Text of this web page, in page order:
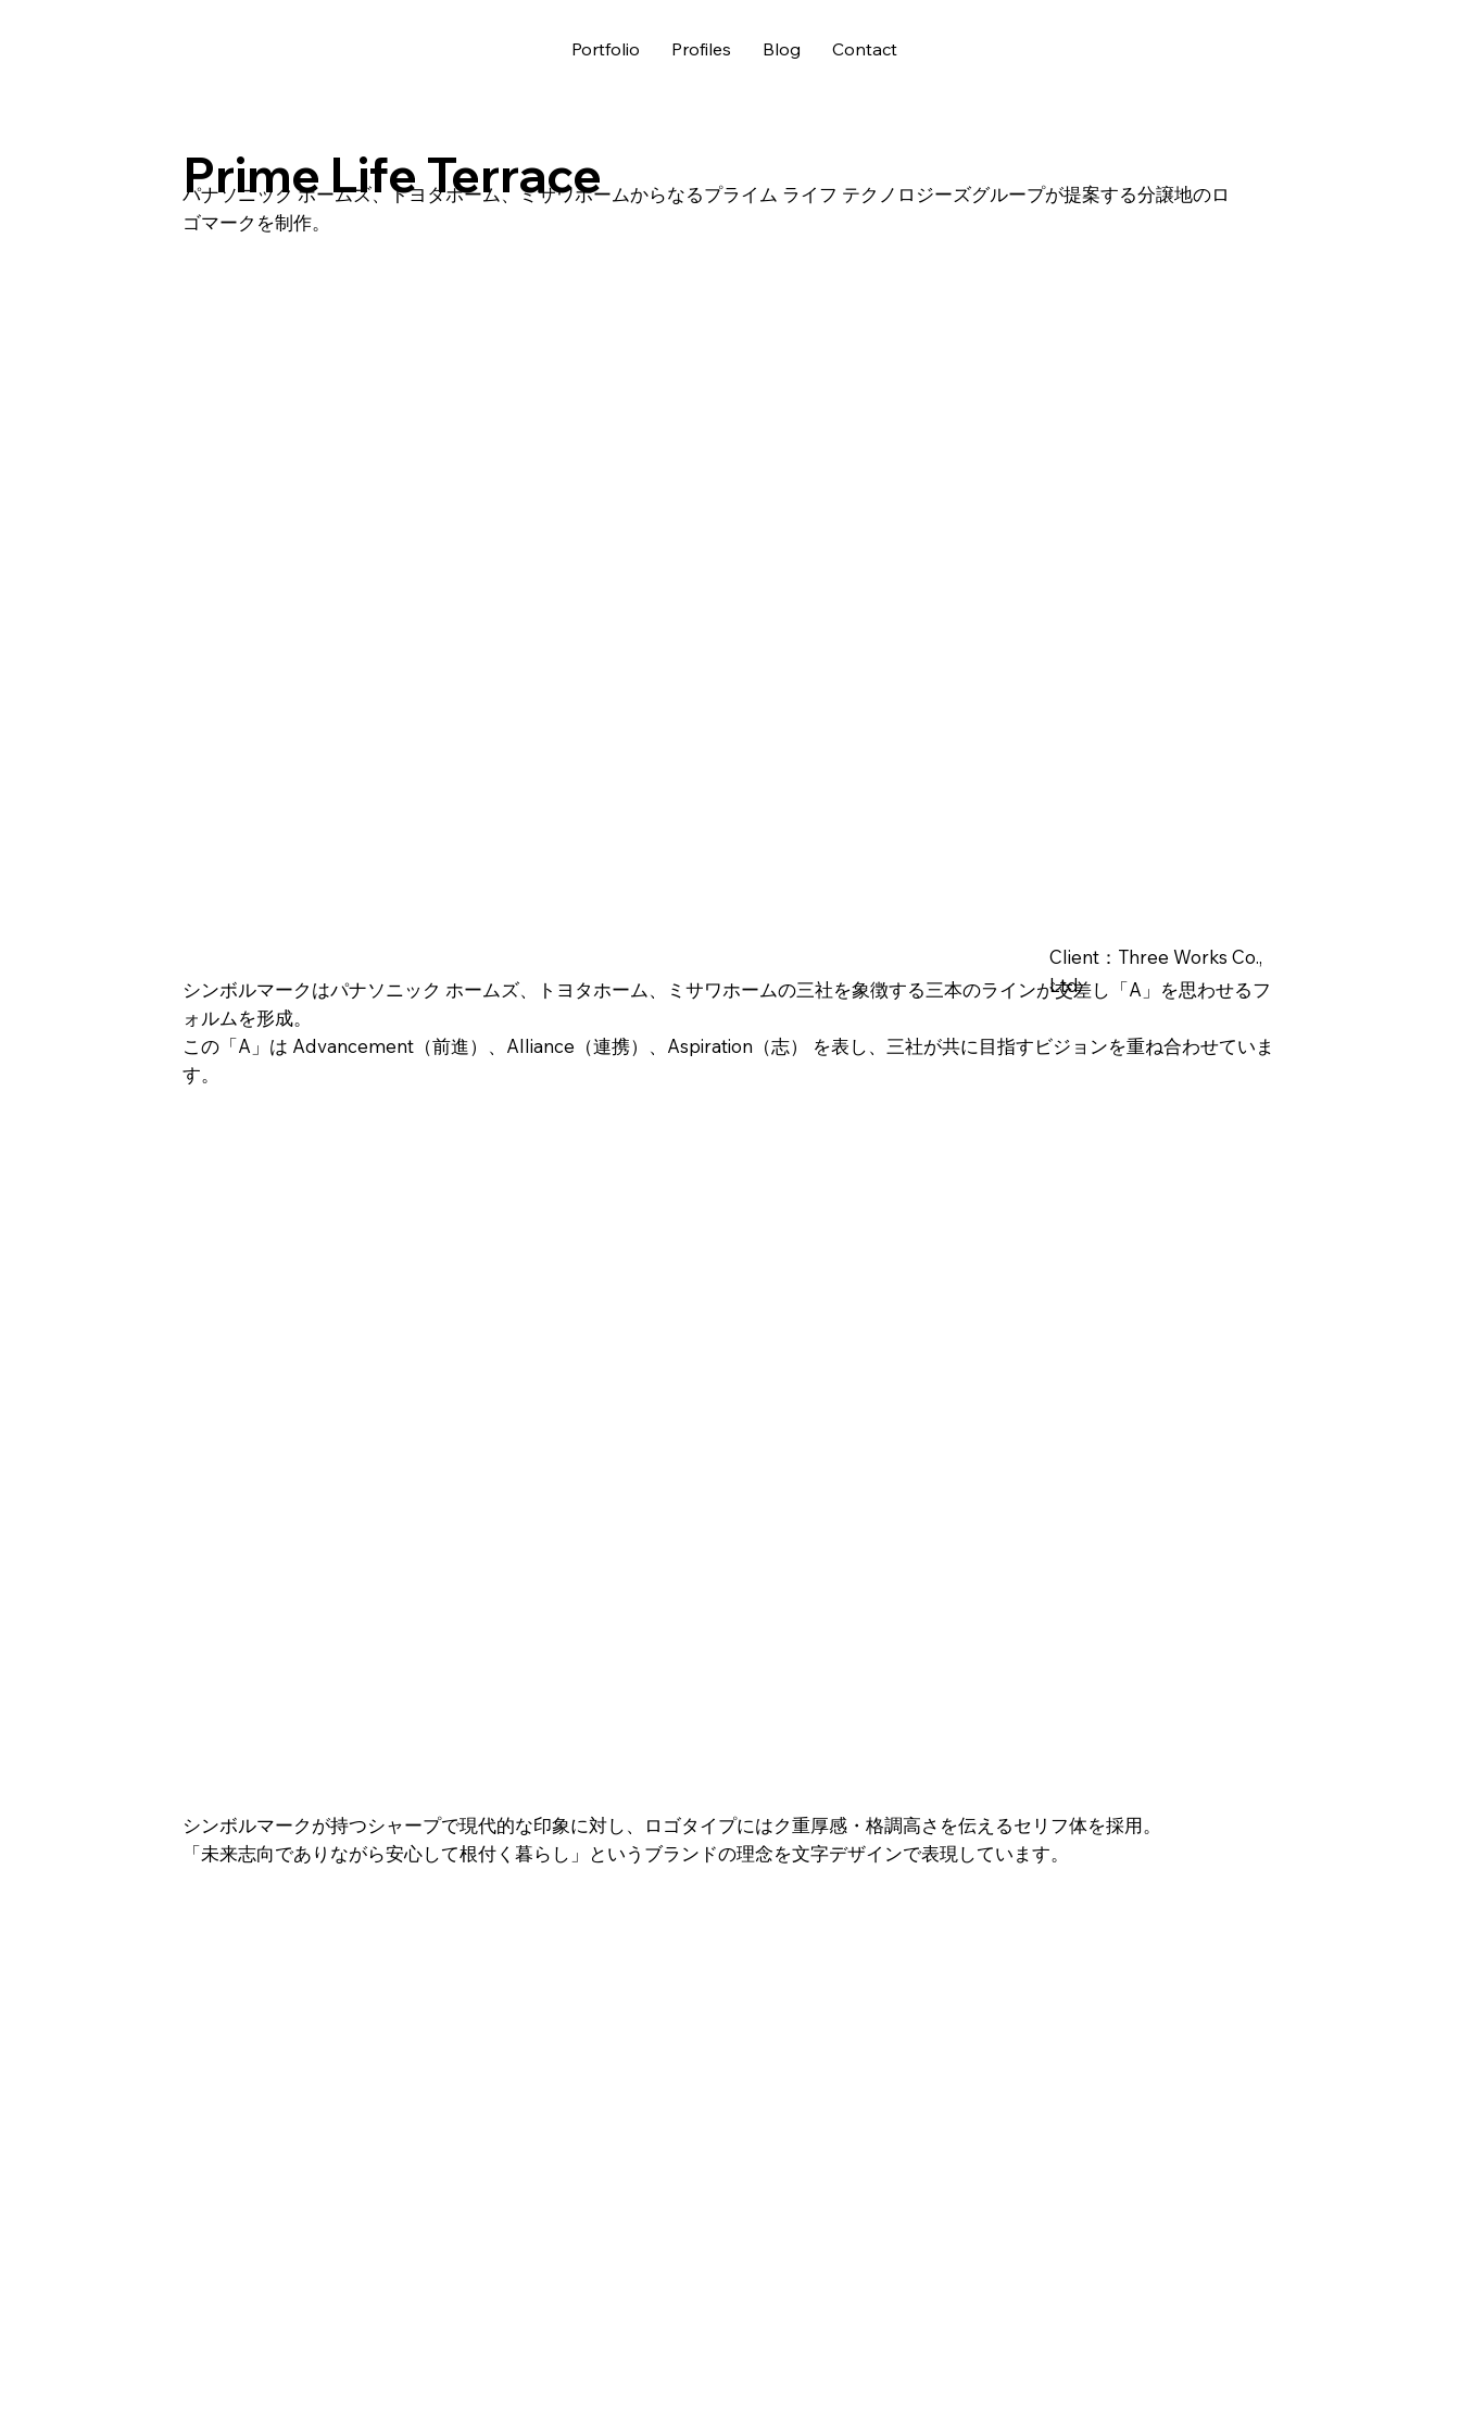
Portfolio Profiles Blog Contact
Prime Life Terrace
パナソニック ホームズ、トヨタホーム、ミサワホームからなるプライム ライフ テクノロジーズグループが提案する分譲地のロ
ゴマークを制作。
Client：Three Works Co.,
Ltd.
シンボルマークはパナソニック ホームズ、トヨタホーム、ミサワホームの三社を象徴する三本のラインが交差し「A」を思わせるフ
ォルムを形成。
この「A」は Advancement（前進）、Alliance（連携）、Aspiration（志） を表し、三社が共に目指すビジョンを重ね合わせていま
す。
シンボルマークが持つシャープで現代的な印象に対し、ロゴタイプにはク重厚感・格調高さを伝えるセリフ体を採用。
「未来志向でありながら安心して根付く暮らし」というブランドの理念を文字デザインで表現しています。